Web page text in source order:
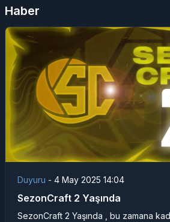
Haber
Duyuru - 4 May 2025 14:04
SezonCraft 2 Yaşında
SezonCraft 2 Yaşında , bu zamana